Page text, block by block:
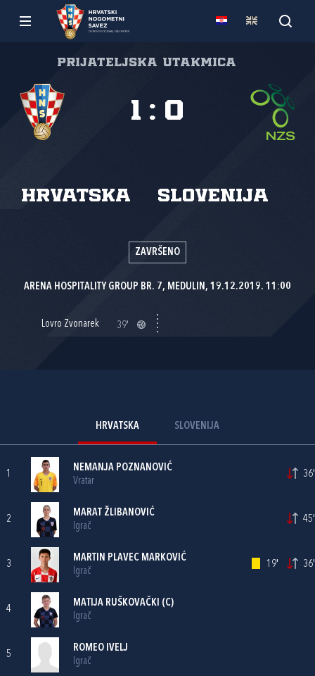
Prijateljska utakmica
Hrvatska Slovenija
1 : 0
ZAVRŠENO
ARENA HOSPITALITY GROUP BR. 7, MEDULIN, 19.12.2019. 11:00
Lovro Zvonarek 39'
HRVATSKA SLOVENIJA
1
NEMANJA POZNANOVIĆ
Vratar
36'
2
MARAT ŽLIBANOVIĆ
Igrač
45'
3
MARTIN PLAVEC MARKOVIĆ
Igrač
19' 36'
4
MATIJA RUŠKOVAČKI (C)
Igrač
5
ROMEO IVELJ
Igrač